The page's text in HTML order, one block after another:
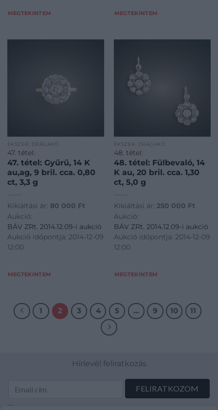
MEGTEKINTEM MEGTEKINTEM
ÉKSZER, DRÁGAKŐ
47. tétel:
47. tétel: Gyűrű, 14 K
au,ag, 9 bril. cca. 0,80
ct, 3,3 g
Kikiáltási ár: 80 000 Ft
Aukció:
BÁV ZRt. 2014.12.09-i aukció
Aukció időpontja: 2014-12-09
12:00
MEGTEKINTEM
ÉKSZER, DRÁGAKŐ
48. tétel:
48. tétel: Fülbevaló, 14
K au, 20 bril. cca. 1,30
ct, 5,0 g
Kikiáltási ár: 250 000 Ft
Aukció:
BÁV ZRt. 2014.12.09-i aukció
Aukció időpontja: 2014-12-09
12:00
MEGTEKINTEM
1 2 3 4 5 … 9 10 11
Hírlevél feliratkozás